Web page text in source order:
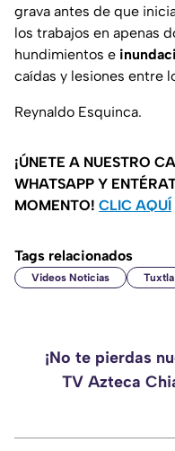
grava antes de que
los trabajos en apenas
hundimientos e
caídas y lesiones entre
Reynaldo Esquinca.
¡ÚNETE A NUESTRO
WHATSAPP Y
MOMENTO! CLIC AQUÍ
Tags relacionados
Videos Noticias
¡No te pierdas
TV Azteca